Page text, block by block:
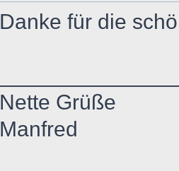
Danke für die
Nette Grüße
Manfred